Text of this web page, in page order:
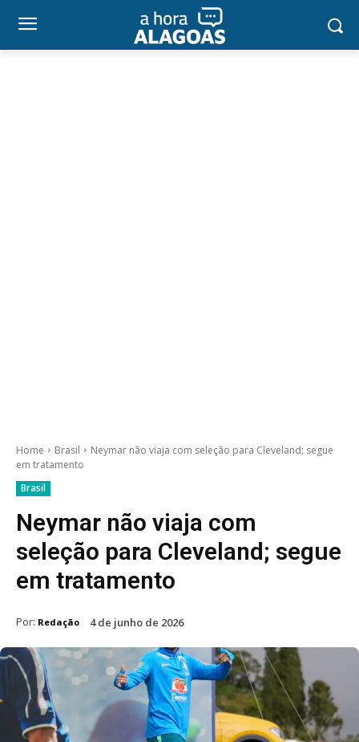
Home Brasil
Neymar não viaja com seleção para Cleveland; segue
em tratamento
Brasil
Neymar não viaja com
seleção para Cleveland; segue
em tratamento
Por: Redação 4 de junho de 2026